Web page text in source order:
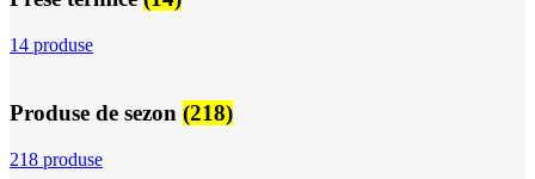
14 produse
Produse de sezon (218)
218 produse